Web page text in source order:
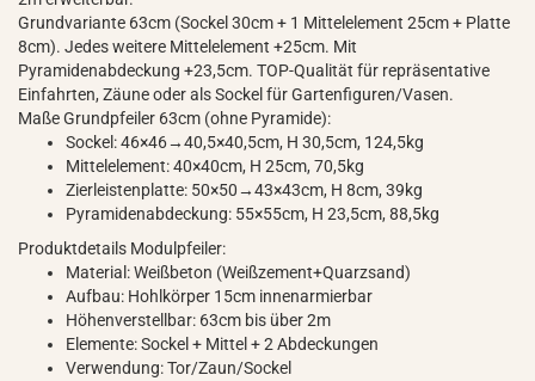
Grundvariante 63cm (Sockel 30cm + 1 Mittelelement 25cm + Platte
8cm). Jedes weitere Mittelelement +25cm. Mit
Pyramidenabdeckung +23,5cm. TOP-Qualität für repräsentative
Einfahrten, Zäune oder als Sockel für Gartenfiguren/Vasen.
Maße Grundpfeiler 63cm (ohne Pyramide):
Sockel: 46×46→40,5×40,5cm, H 30,5cm, 124,5kg
Mittelelement: 40×40cm, H 25cm, 70,5kg
Zierleistenplatte: 50×50→43×43cm, H 8cm, 39kg
Pyramidenabdeckung: 55×55cm, H 23,5cm, 88,5kg
Produktdetails Modulpfeiler:
Material: Weißbeton (Weißzement+Quarzsand)
Aufbau: Hohlkörper 15cm innenarmierbar
Höhenverstellbar: 63cm bis über 2m
Elemente: Sockel + Mittel + 2 Abdeckungen
Verwendung: Tor/Zaun/Sockel